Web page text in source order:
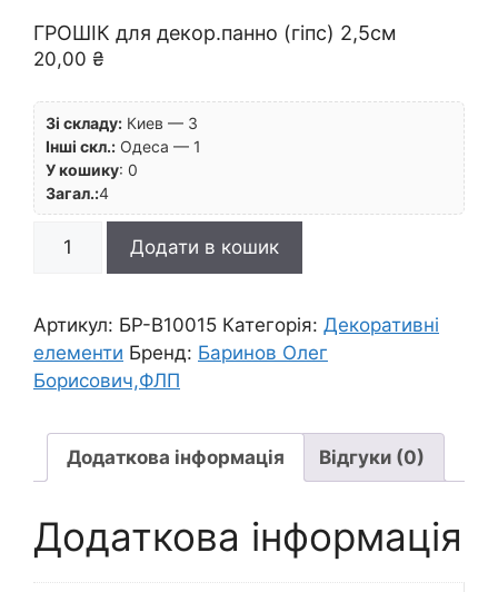
ГРОШІК для декор.панно (гіпс) 2,5см
20,00 ₴
Зі складу: Киев — 3
Інші скл.: Одеса — 1
У кошику: 0
Загал.:4
ГРОШІК
(гіпс)
2,5см
кількість
Додати в кошик
Артикул: БР-B10015 Категорія: Декоративні
елементи Бренд: Баринов Олег
Борисович,ФЛП
Додаткова інформація Відгуки (0)
Додаткова інформація